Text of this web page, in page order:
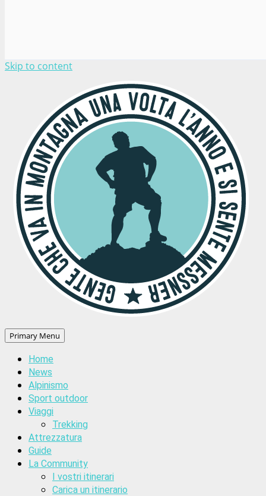
Skip to content
Primary Menu
Home
News
Alpinismo
Sport outdoor
Viaggi
Trekking
Attrezzatura
Guide
La Community
I vostri itinerari
Carica un itinerario